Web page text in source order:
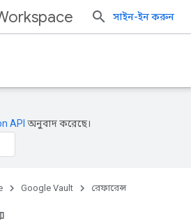
সাইন-ইন করুন
API অনুবাদ করেছে।
Google Vault রেফারেন্স